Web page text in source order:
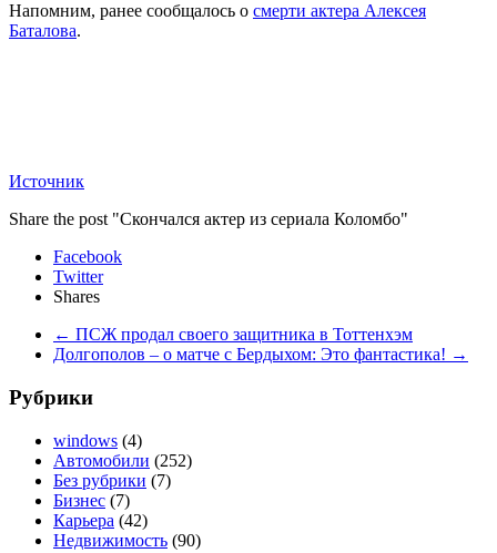
Напомним, ранее сообщалось о смерти актера Алексея
Баталова.
Источник
Share the post "Скончался актер из сериала Коломбо"
Facebook
Twitter
Shares
← ПСЖ продал своего защитника в Тоттенхэм
Долгополов – о матче с Бердыхом: Это фантастика! →
Рубрики
windows (4)
Автомобили (252)
Без рубрики (7)
Бизнес (7)
Карьера (42)
Недвижимость (90)